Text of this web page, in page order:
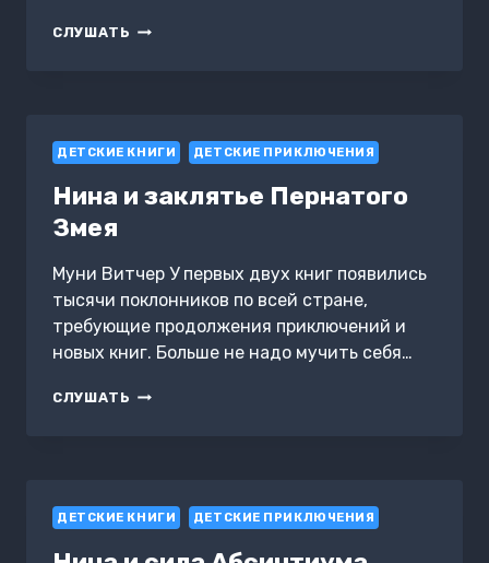
СЛУШАТЬ НИНА
ДЕТСКИЕ КНИГИ ДЕТСКИЕ ПРИКЛЮЧЕНИЯ
Нина и заклятье Пернатого
Змея
Муни Витчер У первых двух книг появились
тысячи поклонников по всей стране,
требующие продолжения приключений и
новых книг. Больше не надо мучить себя…
СЛУШАТЬ НИНА
ДЕТСКИЕ КНИГИ ДЕТСКИЕ ПРИКЛЮЧЕНИЯ